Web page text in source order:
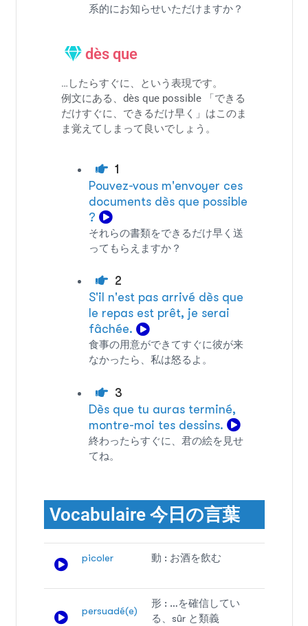
系的にお知らせいただけますか？
dès que
…したらすぐに、という表現です。
例文にある、dès que possible 「できる
だけすぐに、できるだけ早く」はこのま
ま覚えてしまって良いでしょう。
1
Pouvez-vous m'envoyer ces
documents dès que possible
?
それらの書類をできるだけ早く送
ってもらえますか？
2
S'il n'est pas arrivé dès que
le repas est prêt, je serai
fâchée.
食事の用意ができてすぐに彼が来
なかったら、私は怒るよ。
3
Dès que tu auras terminé,
montre-moi tes dessins.
終わったらすぐに、君の絵を見せ
てね。
Vocabulaire 今日の言葉
picoler 動 : お酒を飲む
persuadé(e)
形 : …を確信してい
る、sûr と類義